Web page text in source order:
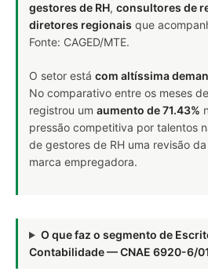
gestores de RH, consultores de
diretores regionais que
Fonte: CAGED/MTE.
O setor está com altíssima
No comparativo entre os meses de
registrou um aumento de 71.43%
pressão competitiva por talentos
de gestores de RH uma revisão
marca empregadora.
O que faz o segmento de
Contabilidade — CNAE 6920-6/01